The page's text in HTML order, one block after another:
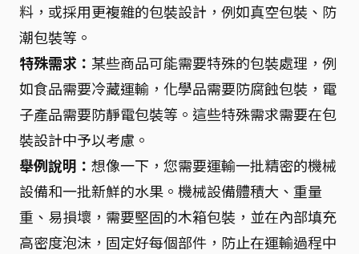
料，或採用更複雜的包裝設計，例如真空包裝、防
潮包裝等。
特殊需求： 某些商品可能需要特殊的包裝處理，例
如食品需要冷藏運輸，化學品需要防腐蝕包裝，電
子產品需要防靜電包裝等。這些特殊需求需要在包
裝設計中予以考慮。
舉例說明： 想像一下，您需要運輸一批精密的機械
設備和一批新鮮的水果。機械設備體積大、重量
重、易損壞，需要堅固的木箱包裝，並在內部填充
高密度泡沫，固定好每個部件，防止在運輸過程中